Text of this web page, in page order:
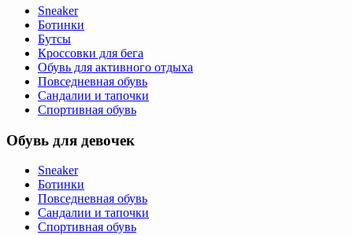
Sneaker
Ботинки
Бутсы
Кроссовки для бега
Обувь для активного отдыха
Повседневная обувь
Сандалии и тапочки
Спортивная обувь
Обувь для девочек
Sneaker
Ботинки
Повседневная обувь
Сандалии и тапочки
Спортивная обувь